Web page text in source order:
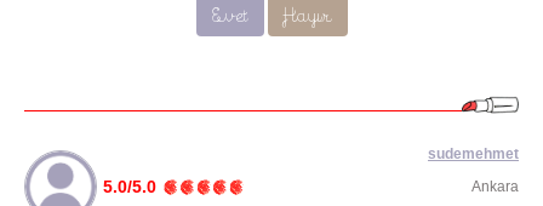
Evet Hayır
5.0/5.0
sudemehmet
Ankara